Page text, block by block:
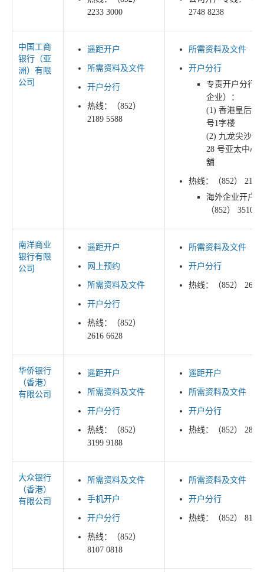
2233 3000
2748 8238
中国工商
银行（亚
洲）有限
公司
遥距开户
所需资料及文件
开户分行
热线：（852）
2189 5588
所需资料及文件
开户分行
专责开户分行
企业）：
(1) 香港皇后大
号1字楼
(2) 九龙尖沙咀
28 号亚太中心
舖
热线：（852） 2189
海外企业开户
（852） 3510
南洋商业
银行有限
公司
遥距开户
网上预约
所需资料及文件
开户分行
热线：（852）
2616 6628
所需资料及文件
开户分行
热线：（852） 2616
华侨银行
（香港）
有限公司
遥距开户
所需资料及文件
开户分行
热线：（852）
3199 9188
遥距开户
所需资料及文件
开户分行
热线：（852） 2815
大众银行
（香港）
有限公司
所需资料及文件
手机开户
开户分行
热线：（852）
8107 0818
所需资料及文件
开户分行
热线：（852） 8107